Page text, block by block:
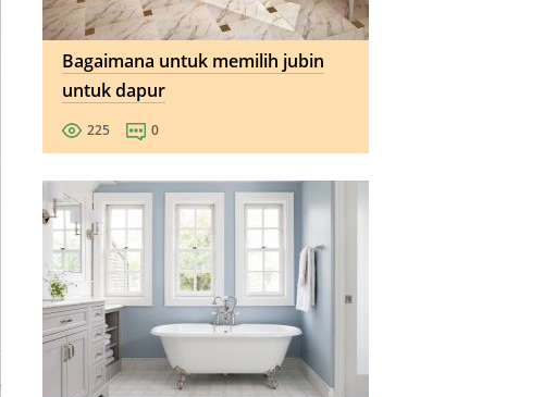
Bagaimana untuk memilih jubin
untuk dapur
225 0